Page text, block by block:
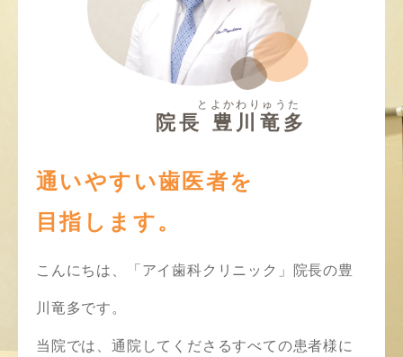
とよかわりゅうた
院長 豊川竜多
通いやすい歯医者を
目指します。
こんにちは、「アイ歯科クリニック」院長の豊
川竜多です。
当院では、通院してくださるすべての患者様に